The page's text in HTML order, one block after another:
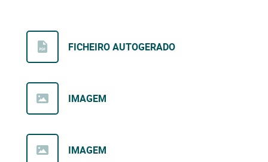
FICHEIRO AUTOGERADO
IMAGEM
IMAGEM